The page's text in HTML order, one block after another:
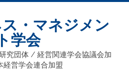
・マネジメン
学会
究団体 / 経営関連学会協議会加
経営学会連合加盟